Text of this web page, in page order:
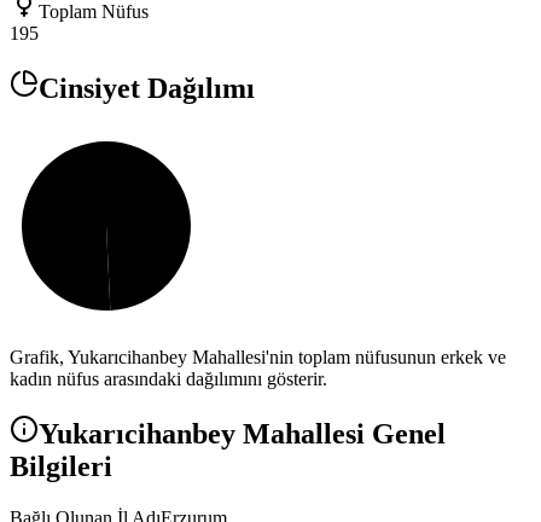
Toplam Nüfus
195
Cinsiyet Dağılımı
Grafik, Yukarıcihanbey Mahallesi'nin toplam nüfusunun erkek ve
kadın nüfus arasındaki dağılımını gösterir.
Yukarıcihanbey Mahallesi Genel
Bilgileri
Bağlı Olunan İl AdıErzurum